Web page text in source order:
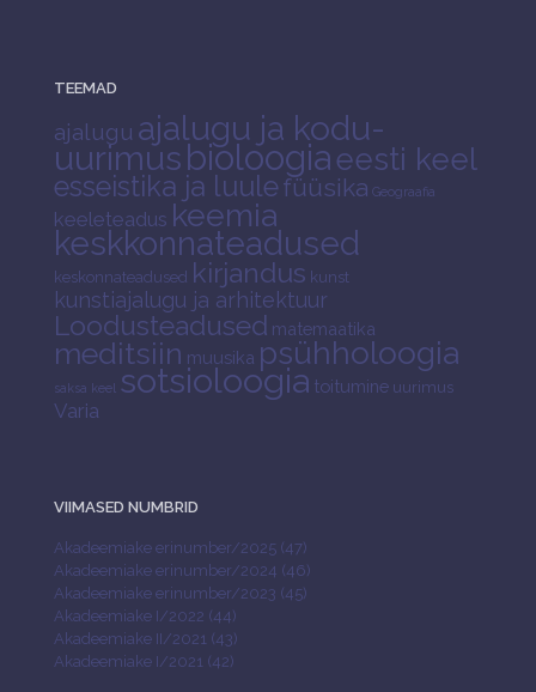
TEEMAD
ajalugu ajalugu ja kodu-
uurimusbioloogia eesti keel
esseistika ja luulefüüsika Geograafia
keeleteadus keemia
keskkonnateadused
keskonnateadused kirjandus kunst
kunstiajalugu ja arhitektuur
Loodusteadused matemaatika
meditsiin muusika psühholoogia
saksa keel sotsioloogia toitumine uurimus
Varia
VIIMASED NUMBRID
Akadeemiake erinumber/2025 (47)
Akadeemiake erinumber/2024 (46)
Akadeemiake erinumber/2023 (45)
Akadeemiake I/2022 (44)
Akadeemiake II/2021 (43)
Akadeemiake I/2021 (42)